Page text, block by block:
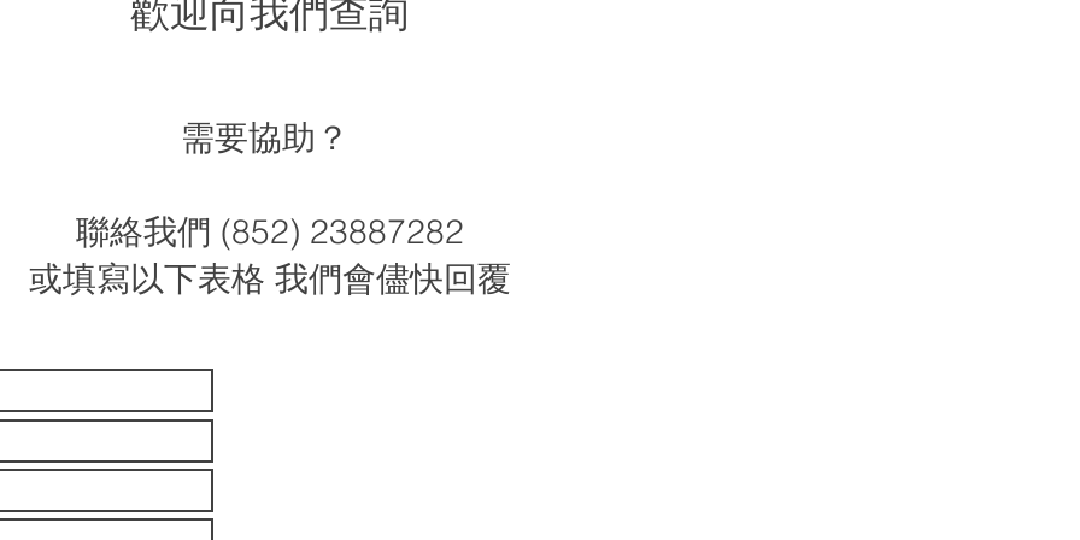
歡迎向我們查詢
需要協助？
聯絡我們 (852) 23887282
或填寫以下表格 我們會儘快回覆